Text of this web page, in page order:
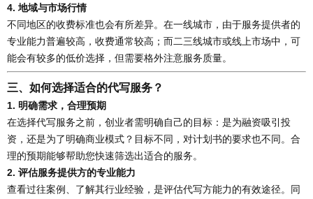
4. 地域与市场行情
不同地区的收费标准也会有所差异。在一线城市，由于服务提供者的
专业能力普遍较高，收费通常较高；而二三线城市或线上市场中，可
能会有较多的低价选择，但需要格外注意服务质量。
三、如何选择适合的代写服务？
1. 明确需求，合理预期
在选择代写服务之前，创业者需明确自己的目标：是为融资吸引投
资，还是为了明确商业模式？目标不同，对计划书的要求也不同。合
理的预期能够帮助您快速筛选出适合的服务。
2. 评估服务提供方的专业能力
查看过往案例、了解其行业经验，是评估代写方能力的有效途径。同